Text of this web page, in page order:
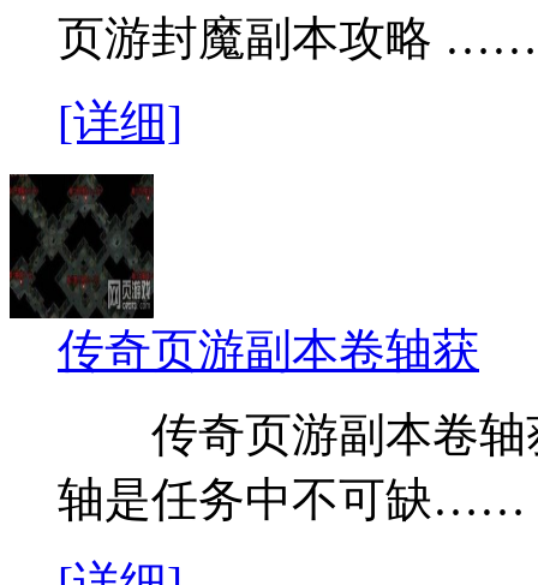
页游封魔副本攻略 ……
[详细]
传奇页游副本卷轴获
传奇页游副本卷轴
轴是任务中不可缺……